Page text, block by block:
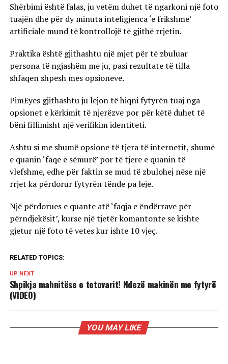
Shërbimi është falas, ju vetëm duhet të ngarkoni një foto
tuajën dhe për dy minuta inteligjenca ‘e frikshme’
artificiale mund të kontrollojë të gjithë rrjetin.
Praktika është gjithashtu një mjet për të zbuluar
persona të ngjashëm me ju, pasi rezultate të tilla
shfaqen shpesh mes opsioneve.
PimEyes gjithashtu ju lejon të hiqni fytyrën tuaj nga
opsionet e kërkimit të njerëzve por për këtë duhet të
bëni fillimisht një verifikim identiteti.
Ashtu si me shumë opsione të tjera të internetit, shumë
e quanin ‘faqe e sëmurë’ por të tjere e quanin të
vlefshme, edhe për faktin se mud të zbulohej nëse një
rrjet ka përdorur fytyrën tënde pa leje.
Një përdorues e quante atë ‘faqja e ëndërrave për
përndjekësit’, kurse një tjetër komantonte se kishte
gjetur një foto të vetes kur ishte 10 vjeç.
RELATED TOPICS:
UP NEXT
Shpikja mahnitëse e tetovarit! Ndezë makinën me fytyrë
(VIDEO)
YOU MAY LIKE